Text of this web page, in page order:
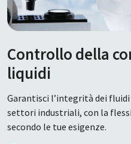
Controllo della
liquidi
Garantisci l’integrità dei
settori industriali, con la
secondo le tue esigenze.